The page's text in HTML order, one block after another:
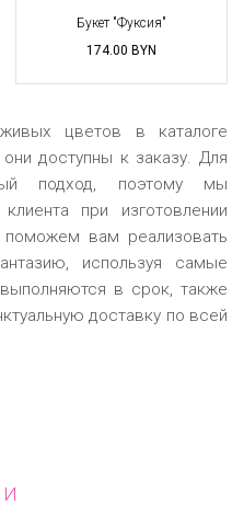
Букет "Фуксия"
174.00 BYN
цветов в каталоге
доступны к заказу. Для
подход, поэтому мы
при изготовлении
вам реализовать
используя самые
в срок, также
доставку по всей